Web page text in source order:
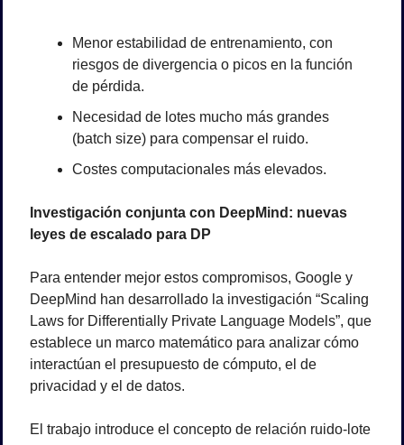
Menor estabilidad de entrenamiento, con
riesgos de divergencia o picos en la función
de pérdida.
Necesidad de lotes mucho más grandes
(batch size) para compensar el ruido.
Costes computacionales más elevados.
Investigación conjunta con DeepMind: nuevas
leyes de escalado para DP
Para entender mejor estos compromisos, Google y
DeepMind han desarrollado la investigación “Scaling
Laws for Differentially Private Language Models”, que
establece un marco matemático para analizar cómo
interactúan el presupuesto de cómputo, el de
privacidad y el de datos.
El trabajo introduce el concepto de relación ruido-lote